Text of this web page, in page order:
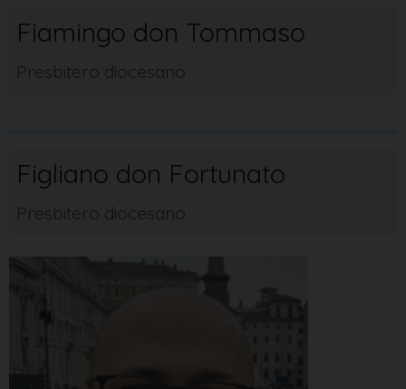
Fiamingo don Tommaso
Presbitero diocesano
Figliano don Fortunato
Presbitero diocesano